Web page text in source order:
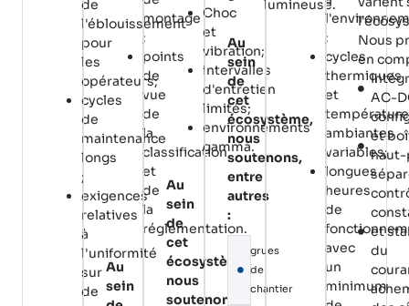
de
l'éblouissement
pour
les
opérateurs;
cycles
de
maintenance
longs
;
exigences
relatives
à
l'uniformité
sur
de
montage
;
points
de
vue
de
la
classification
et
de
la
réglementation.
Au
sein
Choc
et
vibration;
intervalles
d'entretien
limités;
environnements
gamma.
Au
sein
de
cet
écosystème,
nous
soutenons,
lumineuse.
Au
sein
de
cet
écosystème,
nous
soutenons,
entre
autres
:
grues
de
chantier
;
cycles
thermiques
et
ambiantes
variables;
longues
heures
de
avec
un
minimum
Nous
en
AC-
et
haut-
et
du